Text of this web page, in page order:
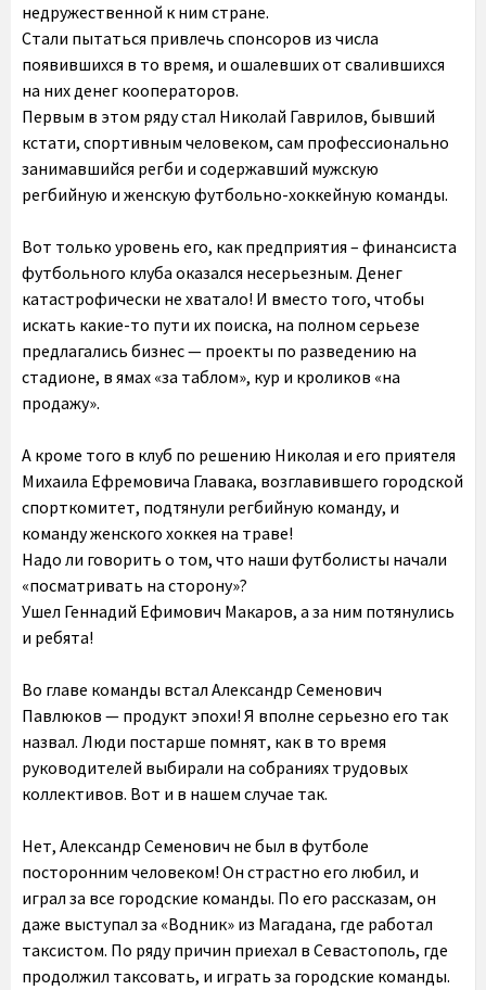
недружественной к ним стране.
Стали пытаться привлечь спонсоров из числа
появившихся в то время, и ошалевших от свалившихся
на них денег кооператоров.
Первым в этом ряду стал Николай Гаврилов, бывший
кстати, спортивным человеком, сам профессионально
занимавшийся регби и содержавший мужскую
регбийную и женскую футбольно-хоккейную команды.
Вот только уровень его, как предприятия – финансиста
футбольного клуба оказался несерьезным. Денег
катастрофически не хватало! И вместо того, чтобы
искать какие-то пути их поиска, на полном серьезе
предлагались бизнес — проекты по разведению на
стадионе, в ямах «за таблом», кур и кроликов «на
продажу».
А кроме того в клуб по решению Николая и его приятеля
Михаила Ефремовича Главака, возглавившего городской
спорткомитет, подтянули регбийную команду, и
команду женского хоккея на траве!
Надо ли говорить о том, что наши футболисты начали
«посматривать на сторону»?
Ушел Геннадий Ефимович Макаров, а за ним потянулись
и ребята!
Во главе команды встал Александр Семенович
Павлюков — продукт эпохи! Я вполне серьезно его так
назвал. Люди постарше помнят, как в то время
руководителей выбирали на собраниях трудовых
коллективов. Вот и в нашем случае так.
Нет, Александр Семенович не был в футболе
посторонним человеком! Он страстно его любил, и
играл за все городские команды. По его рассказам, он
даже выступал за «Водник» из Магадана, где работал
таксистом. По ряду причин приехал в Севастополь, где
продолжил таксовать, и играть за городские команды.